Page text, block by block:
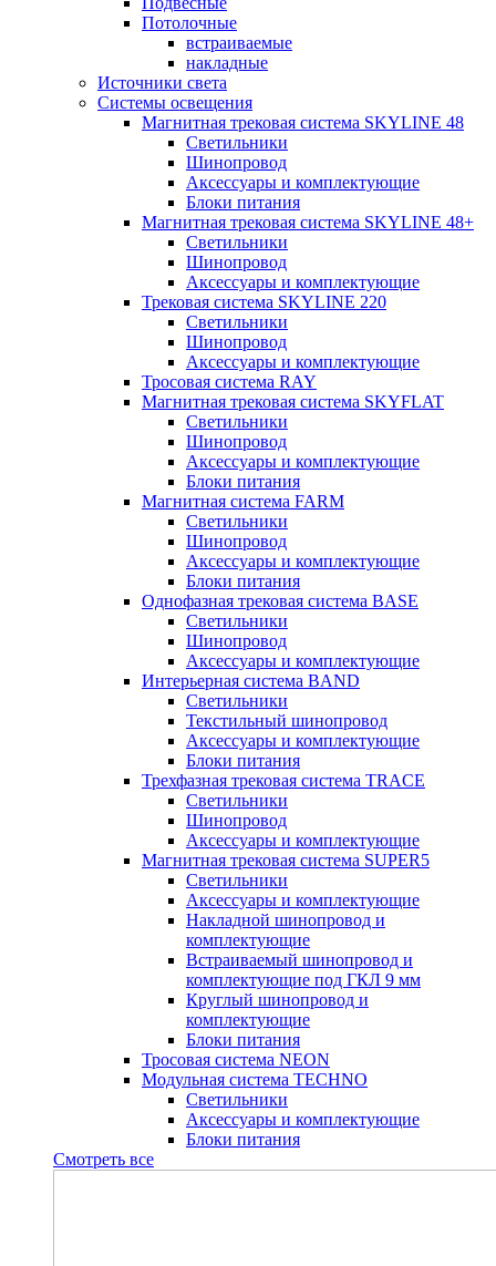
Потолочные
встраиваемые
накладные
Источники света
Системы освещения
Магнитная трековая система SKYLINE 48
Светильники
Шинопровод
Аксессуары и комплектующие
Блоки питания
Магнитная трековая система SKYLINE 48+
Светильники
Шинопровод
Аксессуары и комплектующие
Трековая система SKYLINE 220
Светильники
Шинопровод
Аксессуары и комплектующие
Тросовая система RAY
Магнитная трековая система SKYFLAT
Светильники
Шинопровод
Аксессуары и комплектующие
Блоки питания
Магнитная система FARM
Светильники
Шинопровод
Аксессуары и комплектующие
Блоки питания
Однофазная трековая система BASE
Светильники
Шинопровод
Аксессуары и комплектующие
Интерьерная система BAND
Светильники
Текстильный шинопровод
Аксессуары и комплектующие
Блоки питания
Трехфазная трековая система TRACE
Светильники
Шинопровод
Аксессуары и комплектующие
Магнитная трековая система SUPER5
Светильники
Аксессуары и комплектующие
Накладной шинопровод и
комплектующие
Встраиваемый шинопровод и
комплектующие под ГКЛ 9 мм
Круглый шинопровод и
комплектующие
Блоки питания
Тросовая система NEON
Модульная система TECHNO
Светильники
Аксессуары и комплектующие
Блоки питания
Смотреть все